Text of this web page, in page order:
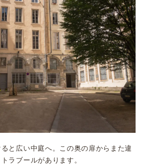
と広い中庭へ。この奥の扉からまた違
ラブールがあります。